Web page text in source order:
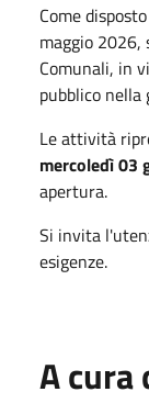
Come
maggio
Comunali, in
pubblico nella
Le attività
mercoledì 03
apertura.
Si invita
esigenze.
A cura